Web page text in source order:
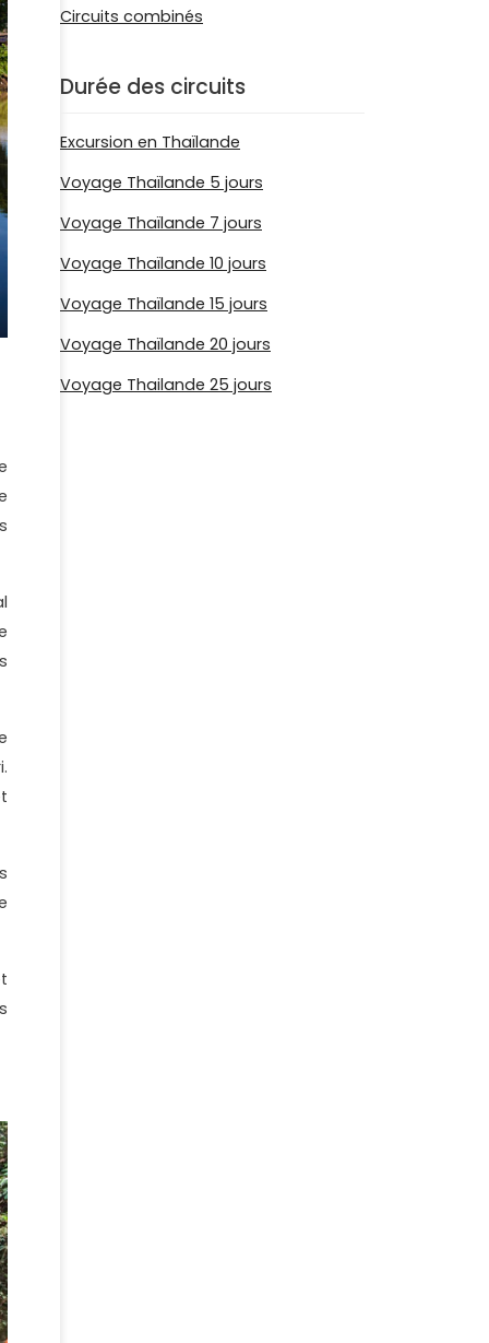
Circuits combinés
Durée des circuits
Excursion en Thaïlande
Voyage Thaïlande 5 jours
Voyage Thaïlande 7 jours
Voyage Thaïlande 10 jours
Voyage Thaïlande 15 jours
Voyage Thaïlande 20 jours
Voyage Thailande 25 jours